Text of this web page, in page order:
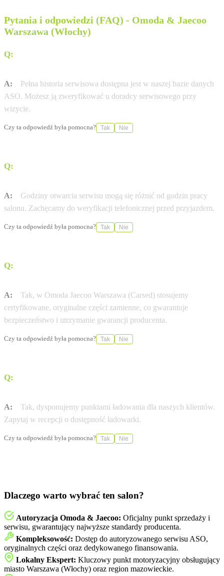
Pytania i odpowiedzi (FAQ) - Omoda & Jaecoo
Warszawa (Włochy)
Q:
A:
Pełna historia serwisowa dostępna jest w naszej bazie danych
ASO. Możesz ją zweryfikować u doradcy serwisowego przy
wizycie.
Czy ta odpowiedź była pomocna? Tak Nie
Q:
A:
Godziny otwarcia serwisu mogą się różnić od godzin pracy
salonu. Zachęcamy do weryfikacji telefonicznej przed przyjazdem.
Czy ta odpowiedź była pomocna? Tak Nie
Q:
A:
Tak, w Omoda Jaecoo Warszawa (Carsed) stosujemy
certyfikowane, oryginalne części zamienne, co gwarantuje
bezpieczeństwo i utrzymanie gwarancji producenta.
Czy ta odpowiedź była pomocna? Tak Nie
Q:
A:
Tak, dysponujemy punktami ładowania dla naszych klientów.
Zapytaj w recepcji o dostępność ładowarki.
Czy ta odpowiedź była pomocna? Tak Nie
Dlaczego warto wybrać ten salon?
Autoryzacja Omoda & Jaecoo: Oficjalny punkt sprzedaży i
serwisu, gwarantujący najwyższe standardy producenta.
Kompleksowość: Dostęp do autoryzowanego serwisu ASO,
oryginalnych części oraz dedykowanego finansowania.
Lokalny Ekspert: Kluczowy punkt motoryzacyjny obsługujący
miasto Warszawa (Włochy) oraz region mazowieckie.